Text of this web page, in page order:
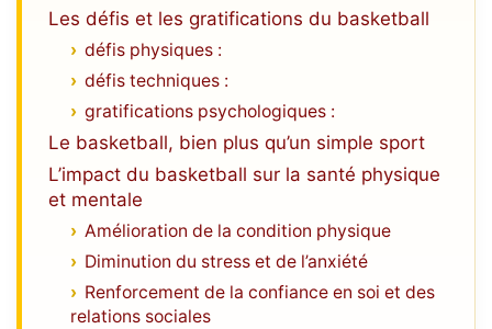
Les défis et les gratifications du basketball
défis physiques :
défis techniques :
gratifications psychologiques :
Le basketball, bien plus qu’un simple sport
L’impact du basketball sur la santé physique
et mentale
Amélioration de la condition physique
Diminution du stress et de l’anxiété
Renforcement de la confiance en soi et des
relations sociales